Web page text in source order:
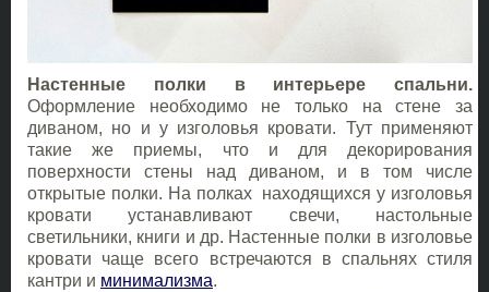
Настенные полки в интерьере спальни.
Оформление необходимо не только на стене за
диваном, но и у изголовья кровати. Тут применяют
такие же приемы, что и для декорирования
поверхности стены над диваном, и в том числе
открытые полки. На полках находящихся у изголовья
кровати устанавливают свечи, настольные
светильники, книги и др. Настенные полки в изголовье
кровати чаще всего встречаются в спальнях стиля
кантри и минимализма.